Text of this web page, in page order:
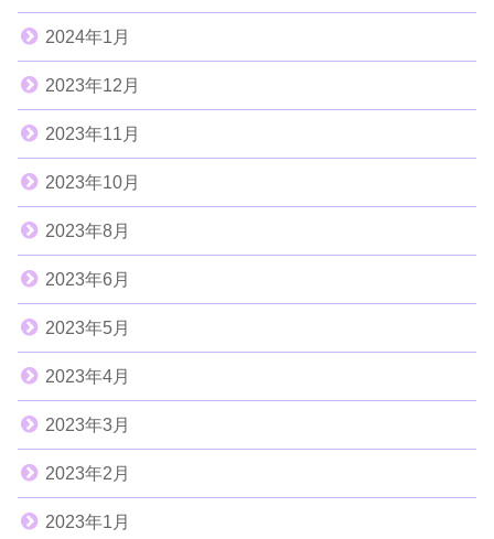
2024年1月
2023年12月
2023年11月
2023年10月
2023年8月
2023年6月
2023年5月
2023年4月
2023年3月
2023年2月
2023年1月